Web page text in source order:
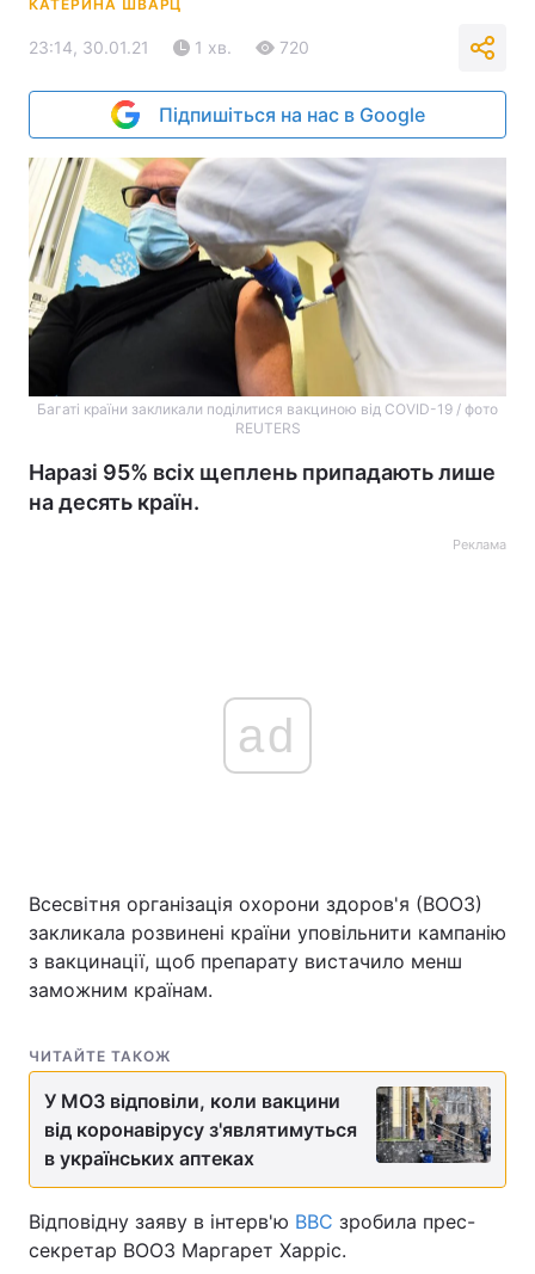
КАТЕРИНА ШВАРЦ
23:14, 30.01.21 1 хв. 720
Підпишіться на нас в Google
Багаті країни закликали поділитися вакциною від COVID-19 / фото
REUTERS
Наразі 95% всіх щеплень припадають лише
на десять країн.
Реклама
ad
Всесвітня організація охорони здоров'я (ВООЗ)
закликала розвинені країни уповільнити кампанію
з вакцинації, щоб препарату вистачило менш
заможним країнам.
ЧИТАЙТЕ ТАКОЖ
У МОЗ відповіли, коли вакцини
від коронавірусу з'являтимуться
в українських аптеках
Відповідну заяву в інтерв'ю BBC зробила прес-
секретар ВООЗ Маргарет Харріс.